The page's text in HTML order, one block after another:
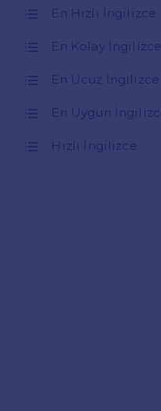
En Hızlı İngilizce
En Kolay İngilizce
En Ucuz İngilizce
En Uygun
Hızlı İngilizce